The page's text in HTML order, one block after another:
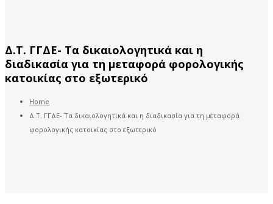
Δ.Τ. ΓΓΔΕ- Τα δικαιολογητικά και η
διαδικασία για τη μεταφορά φορολογικής
κατοικίας στο εξωτερικό
Home
Δ.Τ. ΓΓΔΕ- Τα δικαιολογητικά και η διαδικασία για τη μεταφορά
φορολογικής κατοικίας στο εξωτερικό